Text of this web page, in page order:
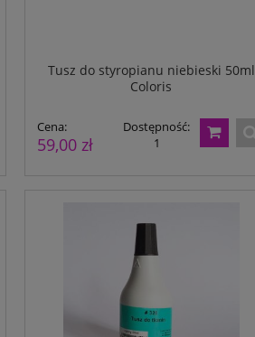
Tusz do styropianu niebieski 50ml
Coloris
Cena:
59,00 zł
Dostępność:
1